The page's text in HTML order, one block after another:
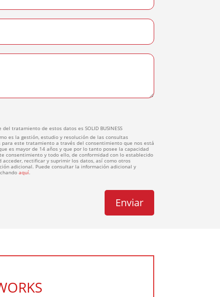
tratamiento de estos datos es SOLID BUSINESS
es la gestión, estudio y resolución de las consultas
este tratamiento a través del consentimiento que nos está
es mayor de 14 años y que por lo tanto posee la capacidad
consentimiento y todo ello, de conformidad con lo establecido
rectificar y suprimir los datos, así como otros
adicional. Puede consultar la información adicional y
aquí.